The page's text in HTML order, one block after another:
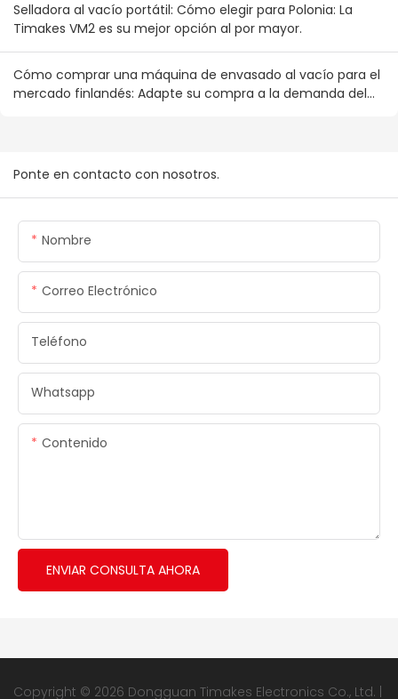
Selladora al vacío portátil: Cómo elegir para Polonia: La
Timakes VM2 es su mejor opción al por mayor.
Cómo comprar una máquina de envasado al vacío para el
mercado finlandés: Adapte su compra a la demanda del
Ponte en contacto con nosotros.
Nombre
Correo Electrónico
Teléfono
Whatsapp
Contenido
ENVIAR CONSULTA AHORA
Copyright © 2026 Dongguan Timakes Electronics Co., Ltd. |